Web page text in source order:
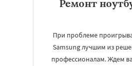
Ремонт
При проблеме
Samsung лучшим из
профессионалам. Ждем